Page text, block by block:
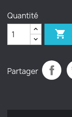
Quantité

Partager